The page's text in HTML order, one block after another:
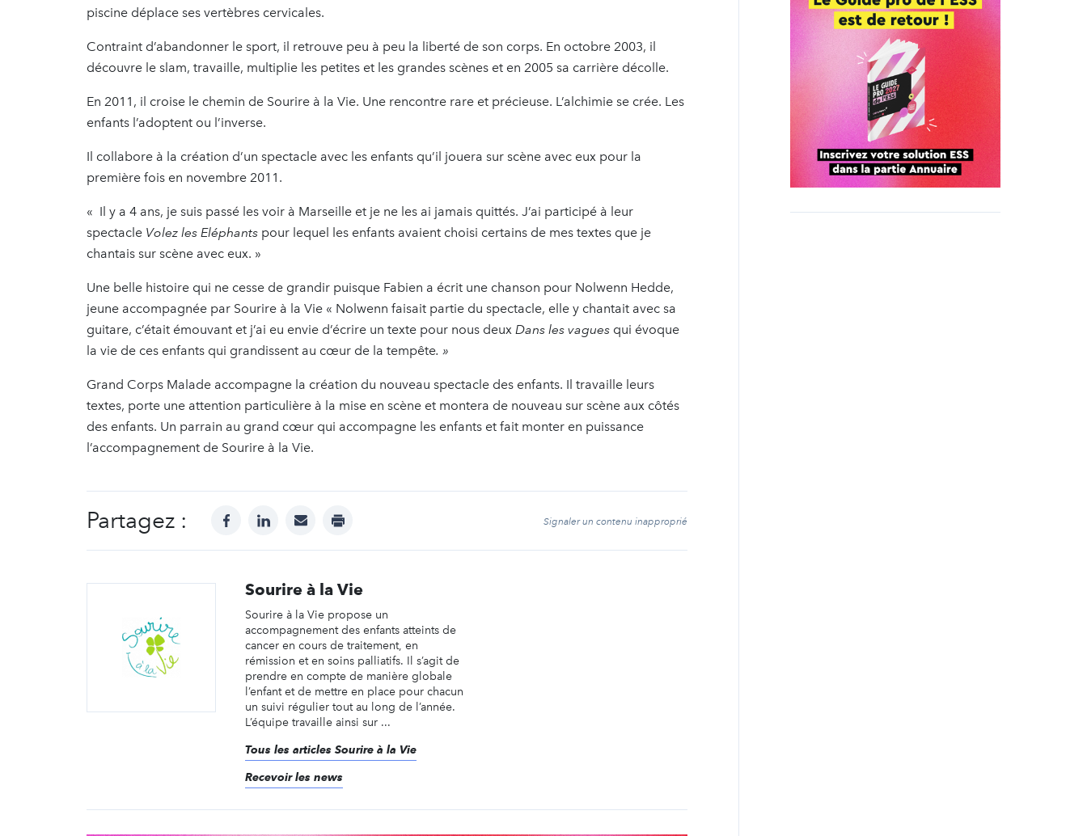
piscine déplace ses vertèbres cervicales.
Contraint d’abandonner le sport, il retrouve peu à peu la liberté de son corps. En octobre 2003, il
découvre le slam, travaille, multiplie les petites et les grandes scènes et en 2005 sa carrière décolle.
En 2011, il croise le chemin de Sourire à la Vie. Une rencontre rare et précieuse. L’alchimie se crée. Les
enfants l’adoptent ou l’inverse.
Il collabore à la création d’un spectacle avec les enfants qu’il jouera sur scène avec eux pour la
première fois en novembre 2011.
« Il y a 4 ans, je suis passé les voir à Marseille et je ne les ai jamais quittés. J’ai participé à leur
spectacle Volez les Eléphants pour lequel les enfants avaient choisi certains de mes textes que je
chantais sur scène avec eux. »
Une belle histoire qui ne cesse de grandir puisque Fabien a écrit une chanson pour Nolwenn Hedde,
jeune accompagnée par Sourire à la Vie « Nolwenn faisait partie du spectacle, elle y chantait avec sa
guitare, c’était émouvant et j’ai eu envie d’écrire un texte pour nous deux Dans les vagues qui évoque
la vie de ces enfants qui grandissent au cœur de la tempête. »
Grand Corps Malade accompagne la création du nouveau spectacle des enfants. Il travaille leurs
textes, porte une attention particulière à la mise en scène et montera de nouveau sur scène aux côtés
des enfants. Un parrain au grand cœur qui accompagne les enfants et fait monter en puissance
l’accompagnement de Sourire à la Vie.
Partagez : facebooklinkedinmail print Signaler un contenu inapproprié
Sourire à la Vie
Sourire à la Vie propose un
accompagnement des enfants atteints de
cancer en cours de traitement, en
rémission et en soins palliatifs. Il s’agit de
prendre en compte de manière globale
l’enfant et de mettre en place pour chacun
un suivi régulier tout au long de l’année.
L’équipe travaille ainsi sur ...
Tous les articles Sourire à la Vie
Recevoir les news